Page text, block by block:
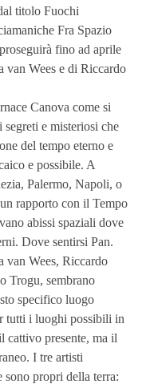
titolo Fuochi
Fra Spazio
fino ad aprile
van Wees e di Riccardo
Canova come si
e misteriosi che
del tempo eterno e
e possibile. A
Palermo, Napoli, o
rapporto con il Tempo
abissi spaziali dove
Dove sentirsi Pan.
van Wees, Riccardo
Trogu, sembrano
specifico luogo
tutti i luoghi possibili in
cattivo presente, ma il
I tre artisti
sono propri della terra: